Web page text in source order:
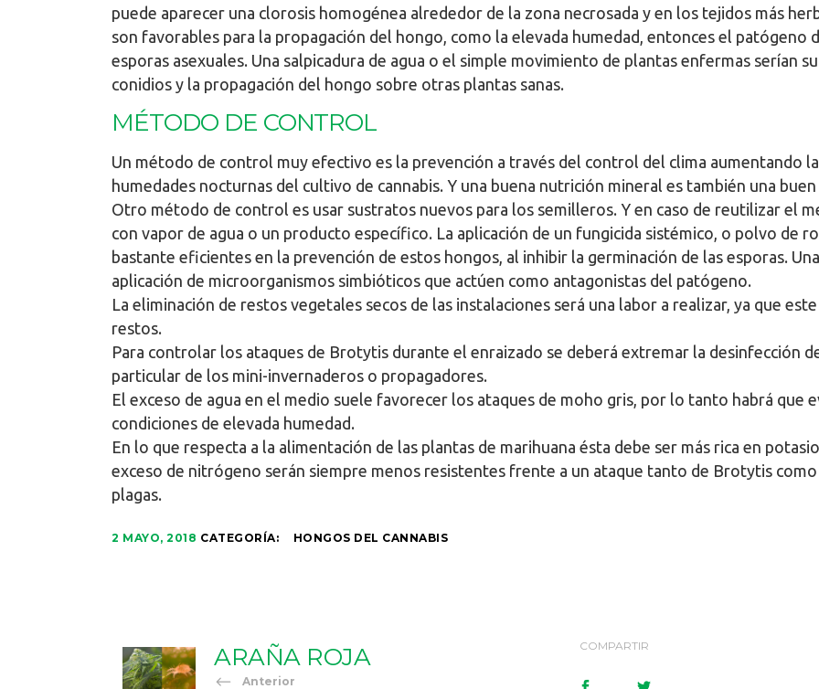
puede aparecer una clorosis homogénea alrededor de la zona necrosada y en los tejidos más
son favorables para la propagación del hongo, como la elevada humedad, entonces el patógeno
esporas asexuales. Una salpicadura de agua o el simple movimiento de plantas enfermas serían
conidios y la propagación del hongo sobre otras plantas sanas.
MÉTODO DE CONTROL
Un método de control muy efectivo es la prevención a través del control del clima aumentando
humedades nocturnas del cultivo de cannabis. Y una buena nutrición mineral es también una
Otro método de control es usar sustratos nuevos para los semilleros. Y en caso de reutilizar el
con vapor de agua o un producto específico. La aplicación de un fungicida sistémico, o polvo de
bastante eficientes en la prevención de estos hongos, al inhibir la germinación de las esporas.
aplicación de microorganismos simbióticos que actúen como antagonistas del patógeno.
La eliminación de restos vegetales secos de las instalaciones será una labor a realizar, ya que
restos.
Para controlar los ataques de Brotytis durante el enraizado se deberá extremar la desinfección
particular de los mini-invernaderos o propagadores.
El exceso de agua en el medio suele favorecer los ataques de moho gris, por lo tanto habrá que
condiciones de elevada humedad.
En lo que respecta a la alimentación de las plantas de marihuana ésta debe ser más rica en
exceso de nitrógeno serán siempre menos resistentes frente a un ataque tanto de Brotytis
plagas.
2 MAYO, 2018 CATEGORÍA: HONGOS DEL CANNABIS
ARAÑA ROJA
Anterior
COMPARTIR